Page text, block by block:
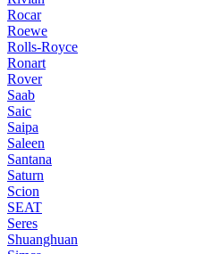
Rocar
Roewe
Rolls-Royce
Ronart
Rover
Saab
Saic
Saipa
Saleen
Santana
Saturn
Scion
SEAT
Seres
Shuanghuan